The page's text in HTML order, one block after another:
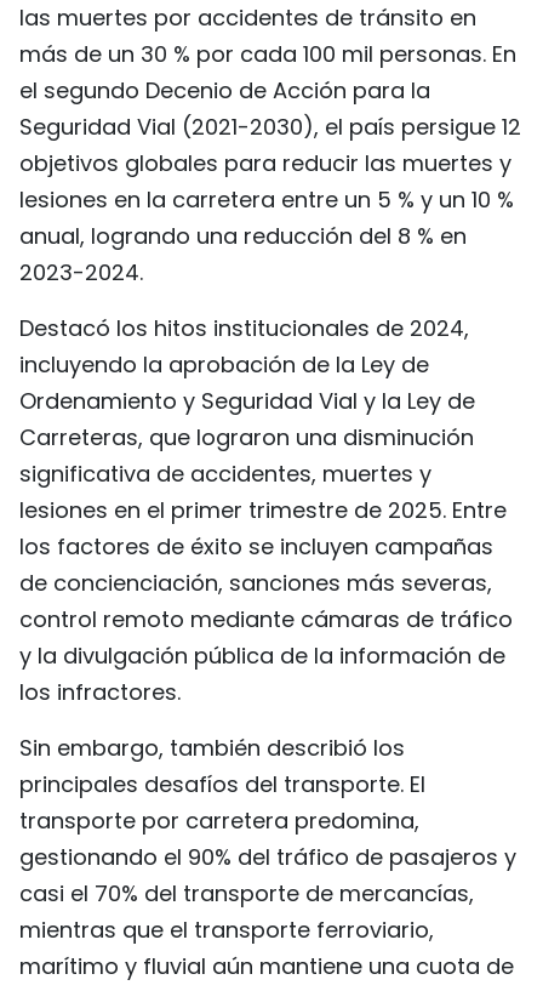
las muertes por accidentes de tránsito en
más de un 30 % por cada 100 mil personas. En
el segundo Decenio de Acción para la
Seguridad Vial (2021-2030), el país persigue 12
objetivos globales para reducir las muertes y
lesiones en la carretera entre un 5 % y un 10 %
anual, logrando una reducción del 8 % en
2023-2024.
Destacó los hitos institucionales de 2024,
incluyendo la aprobación de la Ley de
Ordenamiento y Seguridad Vial y la Ley de
Carreteras, que lograron una disminución
significativa de accidentes, muertes y
lesiones en el primer trimestre de 2025. Entre
los factores de éxito se incluyen campañas
de concienciación, sanciones más severas,
control remoto mediante cámaras de tráfico
y la divulgación pública de la información de
los infractores.
Sin embargo, también describió los
principales desafíos del transporte. El
transporte por carretera predomina,
gestionando el 90% del tráfico de pasajeros y
casi el 70% del transporte de mercancías,
mientras que el transporte ferroviario,
marítimo y fluvial aún mantiene una cuota de